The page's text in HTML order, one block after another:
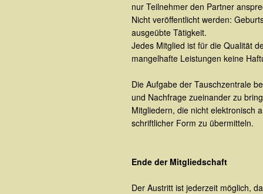
nur Teilnehmer den Partner
Nicht veröffentlicht werden:
ausgeübte Tätigkeit.
Jedes Mitglied ist für die Qualität
mangelhafte Leistungen keine
Die Aufgabe der Tauschzentrale
und Nachfrage zueinander zu
Mitgliedern, die nicht elektronisch
schriftlicher Form zu übermitteln.
Ende der Mitgliedschaft
Der Austritt ist jederzeit möglich,